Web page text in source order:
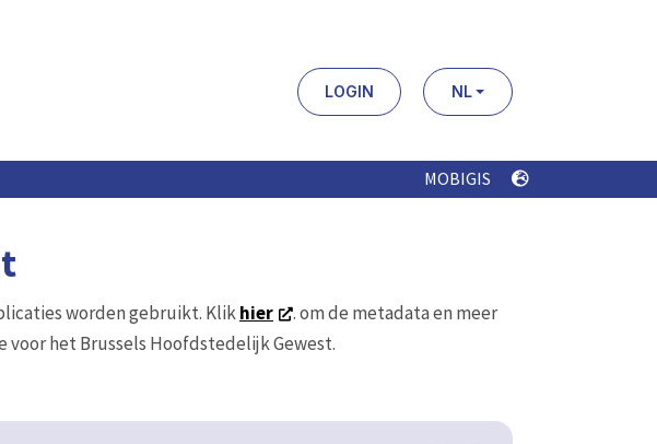
LOGIN NL
MOBIGIS
worden gebruikt. Klikhier
. om de metadata en meer
het Brussels Hoofdstedelijk Gewest.